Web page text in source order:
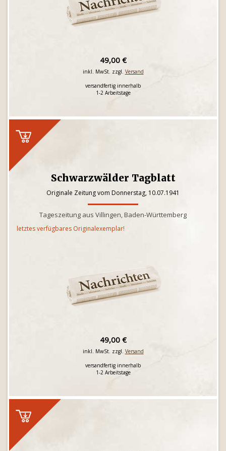
49,00 €
inkl. MwSt. zzgl. Versand
versandfertig innerhalb
1-2 Arbeitstage
Schwarzwälder Tagblatt
Originale Zeitung vom Donnerstag, 10.07.1941
Tageszeitung aus Villingen, Baden-Württemberg
letztes verfügbares Originalexemplar!
49,00 €
inkl. MwSt. zzgl. Versand
versandfertig innerhalb
1-2 Arbeitstage